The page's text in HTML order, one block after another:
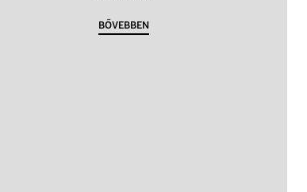
BŐVEBBEN